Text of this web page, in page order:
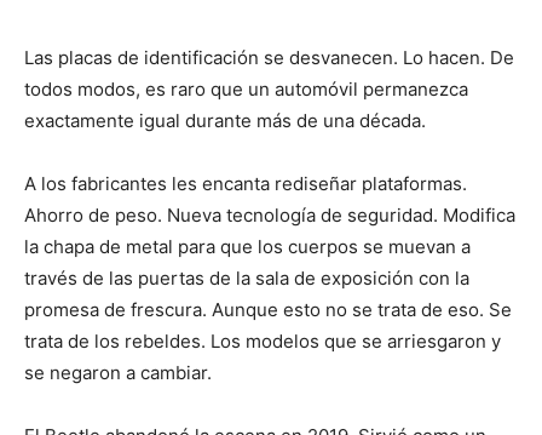
Las placas de identificación se desvanecen. Lo hacen. De
todos modos, es raro que un automóvil permanezca
exactamente igual durante más de una década.
A los fabricantes les encanta rediseñar plataformas.
Ahorro de peso. Nueva tecnología de seguridad. Modifica
la chapa de metal para que los cuerpos se muevan a
través de las puertas de la sala de exposición con la
promesa de frescura. Aunque esto no se trata de eso. Se
trata de los rebeldes. Los modelos que se arriesgaron y
se negaron a cambiar.